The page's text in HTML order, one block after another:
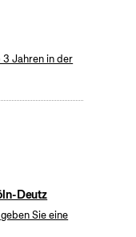
Jahren in der
Deutz
Sie eine